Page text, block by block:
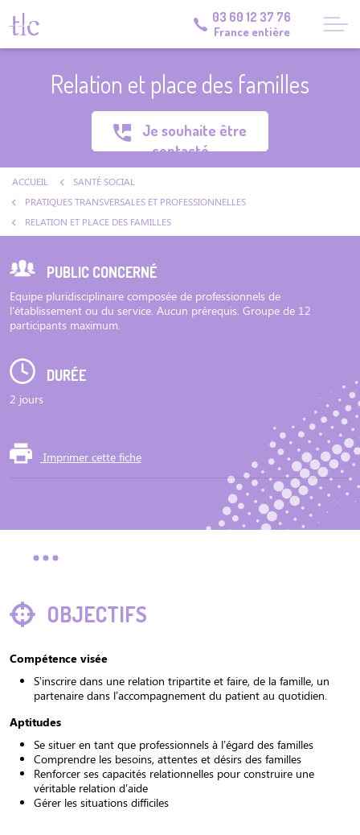
03 60 12 37 76
France entière
Relation et place des familles
Je souhaite être
contacté
ACCUEIL
SANTÉ SOCIAL
PRATIQUES TRANSVERSALES ET PROFESSIONNELLES
RELATION ET PLACE DES FAMILLES
OBJECTIFS
Compétence visée
S’inscrire dans une relation tripartite et faire, de la famille, un
partenaire dans l’accompagnement du patient au quotidien.
Aptitudes
Se situer en tant que professionnels à l’égard des familles
Comprendre les besoins, attentes et désirs des familles
Renforcer ses capacités relationnelles pour construire une
véritable relation d’aide
Gérer les situations difficiles
PUBLIC CONCERNÉ
Equipe pluridisciplinaire composée de professionnels de
l'établissement ou du service. Aucun prérequis. Groupe de 12
participants maximum.
DURÉE
2 jours
Imprimer cette fiche